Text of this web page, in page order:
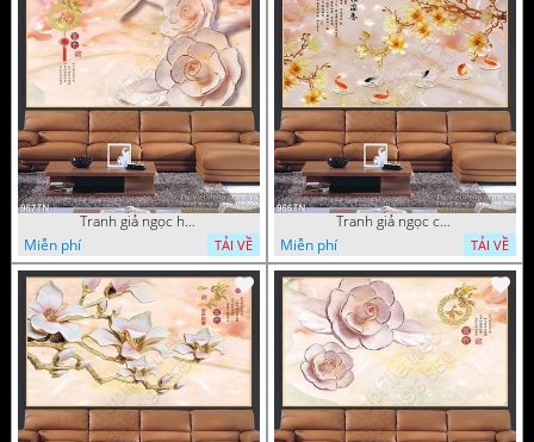
Tranh giả ngọc hoa mai
Miễn phí
TẢI VỀ
Tranh giả ngọc cá chép và hoa ngọc
Miễn phí
TẢI VỀ